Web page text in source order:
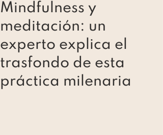
Mindfulness y
meditación: un
experto explica el
trasfondo de esta
práctica milenaria